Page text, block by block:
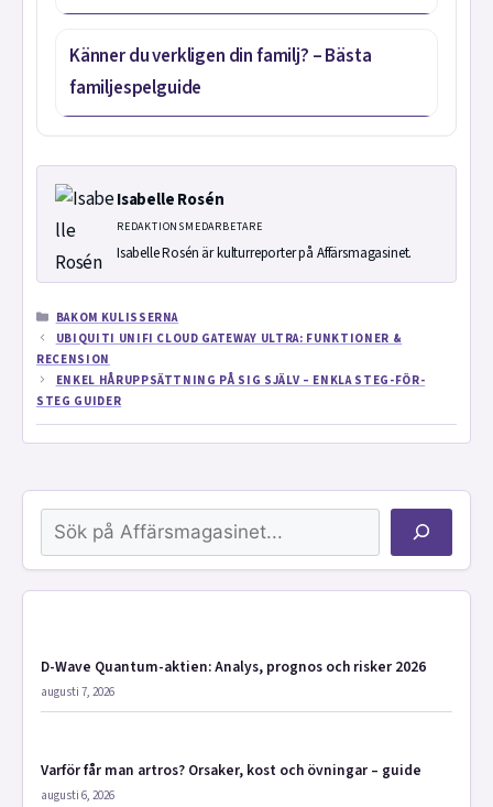
Känner du verkligen din familj? – Bästa
familjespelguide
Isabelle Rosén
REDAKTIONSMEDARBETARE
Isabelle Rosén är kulturreporter på Affärsmagasinet.
KATEGORIER
BAKOM KULISSERNA
UBIQUITI UNIFI CLOUD GATEWAY ULTRA: FUNKTIONER &
RECENSION
ENKEL HÅRUPPSÄTTNING PÅ SIG SJÄLV – ENKLA STEG-FÖR-
STEG GUIDER
Sök
D-Wave Quantum-aktien: Analys, prognos och risker 2026
augusti 7, 2026
Varför får man artros? Orsaker, kost och övningar – guide
augusti 6, 2026